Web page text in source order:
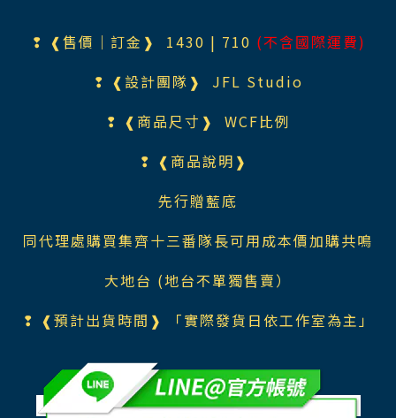
❢ ❰售價｜訂金❱ 1430 | 710 (不含國際運費)
❢ ❰設計團隊❱ JFL Studio
❢ ❰商品尺寸❱ WCF比例
❢ ❰商品說明❱
先行贈藍底
同代理處購買集齊十三番隊長可用成本價加購共鳴
大地台 (地台不單獨售賣）
❢ ❰預計出貨時間❱ 「實際發貨日依工作室為主」